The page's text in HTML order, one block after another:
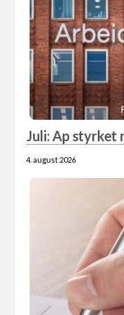
Juli: Ap styrket
4. august 2026